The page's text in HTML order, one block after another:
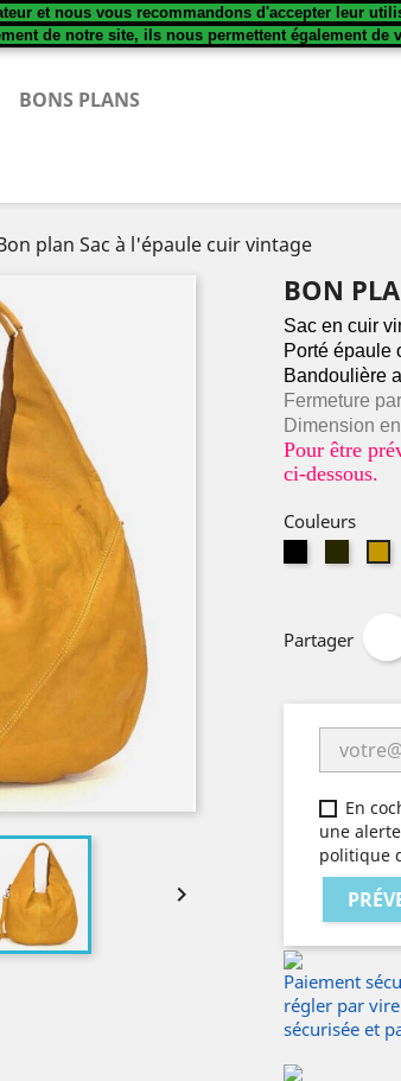
BONS PLANS
plan Sac à l'épaule cuir vintage

BON
Sac en cuir
Porté épaule
Bandoulière
Fermeture
Dimension
Pour être
ci-dessous.
Couleurs
Partager
En
une
politique
Paiement
régler par
sécurisée et
et nous vous recommandons d'accepter leur
de notre site, ils nous permettent également de